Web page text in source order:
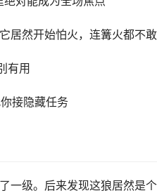
居然开始怕火，连篝火都不
有用
接隐藏任务
一级。后来发现这狼居然是